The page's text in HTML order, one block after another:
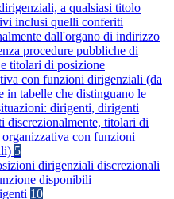
a qualsiasi titolo
inclusi quelli conferiti
dall'organo di indirizzo
procedure pubbliche di
titolari di posizione
con funzioni dirigenziali (da
in tabelle che distinguano le
dirigenti, dirigenti
discrezionalmente, titolari di
con funzioni
5
dirigenziali discrezionali
disponibili
10